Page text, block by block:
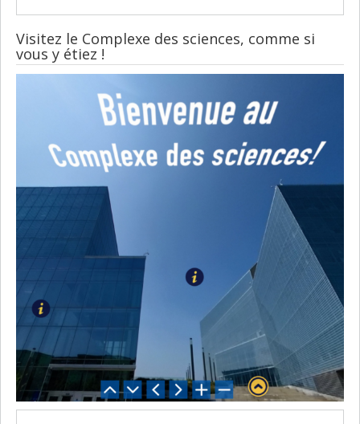
Visitez le Complexe des sciences, comme si
vous y étiez !